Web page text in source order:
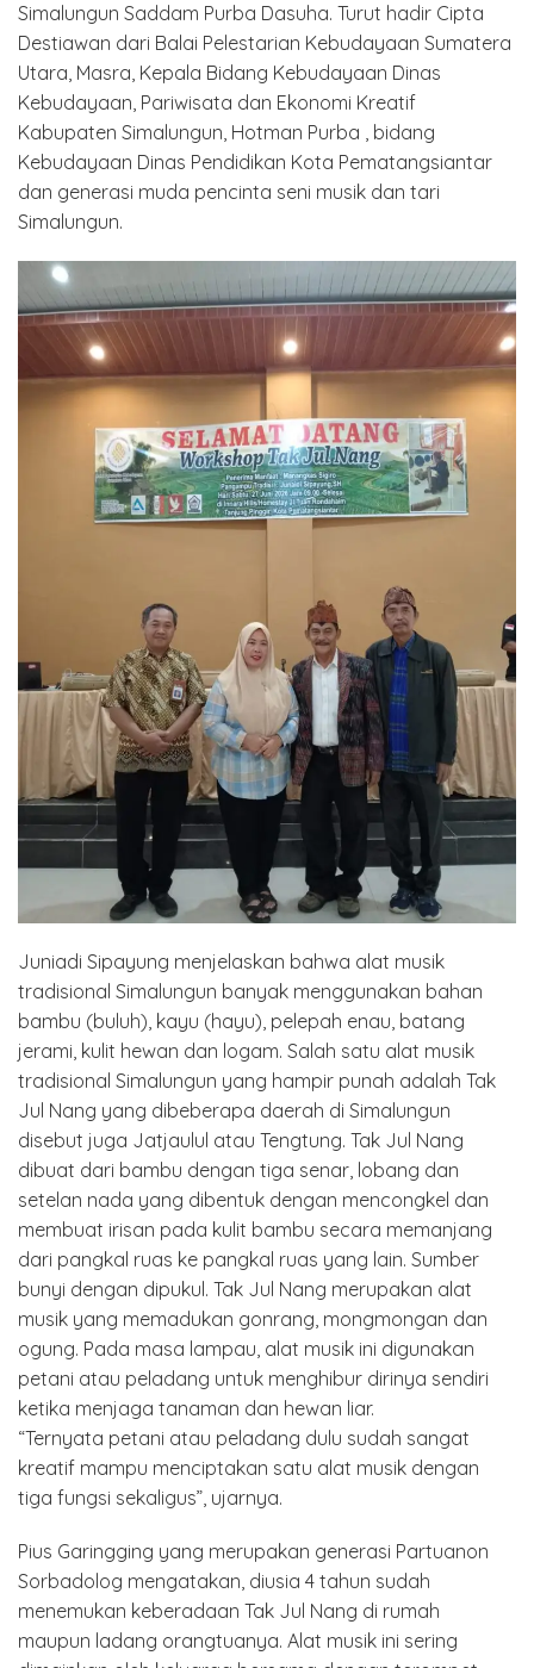
Simalungun Saddam Purba Dasuha. Turut hadir Cipta
Destiawan dari Balai Pelestarian Kebudayaan Sumatera
Utara, Masra, Kepala Bidang Kebudayaan Dinas
Kebudayaan, Pariwisata dan Ekonomi Kreatif
Kabupaten Simalungun, Hotman Purba , bidang
Kebudayaan Dinas Pendidikan Kota Pematangsiantar
dan generasi muda pencinta seni musik dan tari
Simalungun.
Juniadi Sipayung menjelaskan bahwa alat musik
tradisional Simalungun banyak menggunakan bahan
bambu (buluh), kayu (hayu), pelepah enau, batang
jerami, kulit hewan dan logam. Salah satu alat musik
tradisional Simalungun yang hampir punah adalah Tak
Jul Nang yang dibeberapa daerah di Simalungun
disebut juga Jatjaulul atau Tengtung. Tak Jul Nang
dibuat dari bambu dengan tiga senar, lobang dan
setelan nada yang dibentuk dengan mencongkel dan
membuat irisan pada kulit bambu secara memanjang
dari pangkal ruas ke pangkal ruas yang lain. Sumber
bunyi dengan dipukul. Tak Jul Nang merupakan alat
musik yang memadukan gonrang, mongmongan dan
ogung. Pada masa lampau, alat musik ini digunakan
petani atau peladang untuk menghibur dirinya sendiri
ketika menjaga tanaman dan hewan liar.
“Ternyata petani atau peladang dulu sudah sangat
kreatif mampu menciptakan satu alat musik dengan
tiga fungsi sekaligus”, ujarnya.
Pius Garingging yang merupakan generasi Partuanon
Sorbadolog mengatakan, diusia 4 tahun sudah
menemukan keberadaan Tak Jul Nang di rumah
maupun ladang orangtuanya. Alat musik ini sering